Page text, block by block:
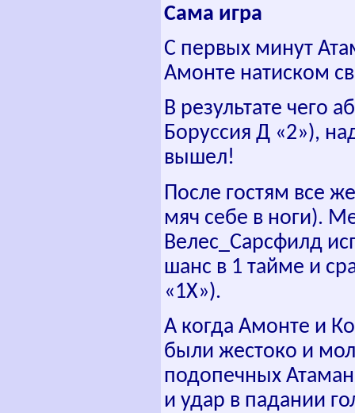
Сама игра
С первых минут
Амонте натиском
В результате чего
Боруссия Д «2»),
вышел!
После гостям все
мяч себе в ноги).
Велес_Сарсфилд
шанс в 1 тайме и
«1Х»).
А когда Амонте и
были жестоко и
подопечных
и удар в падании